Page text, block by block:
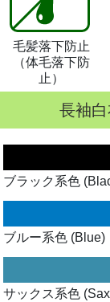
毛髪落下防止
（体毛落下防
止）
長袖
ブラック系色
ブルー系色 (Blue)
サックス系色